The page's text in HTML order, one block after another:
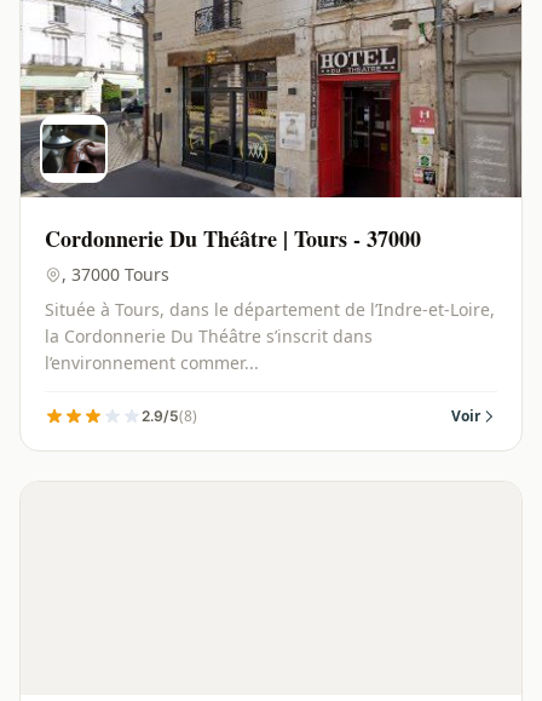
Cordonnerie Du Théâtre | Tours - 37000
, 37000 Tours
Située à Tours, dans le département de l’Indre-et-Loire,
la Cordonnerie Du Théâtre s’inscrit dans
l’environnement commer...
2.9/5(8) Voir